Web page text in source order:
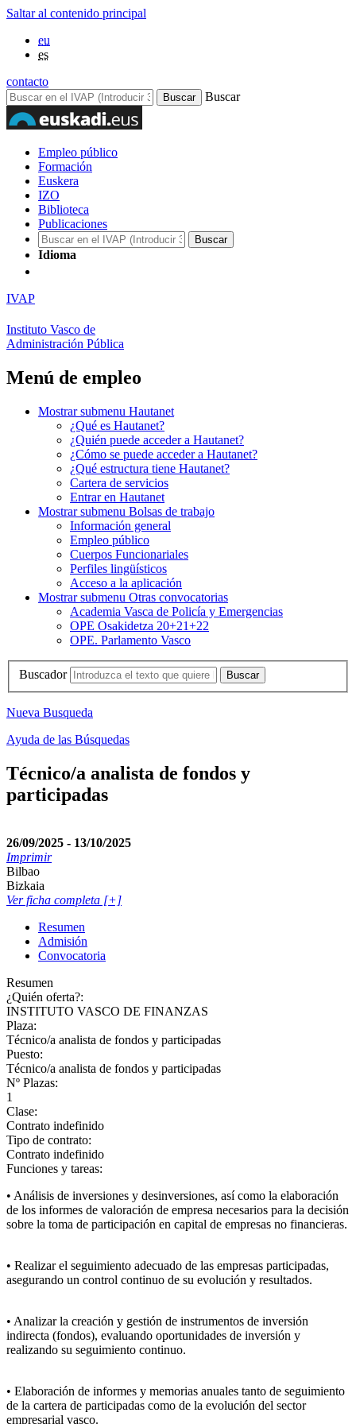
Saltar al contenido principal
eu
es
contacto
Buscar
Empleo público
Formación
Euskera
IZO
Biblioteca
Publicaciones
Idioma
IVAP
Instituto Vasco de
Administración Pública
Menú de empleo
Mostrar submenu Hautanet
¿Qué es Hautanet?
¿Quién puede acceder a Hautanet?
¿Cómo se puede acceder a Hautanet?
¿Qué estructura tiene Hautanet?
Cartera de servicios
Entrar en Hautanet
Mostrar submenu Bolsas de trabajo
Información general
Empleo público
Cuerpos Funcionariales
Perfiles lingüísticos
Acceso a la aplicación
Mostrar submenu Otras convocatorias
Academia Vasca de Policía y Emergencias
OPE Osakidetza 20+21+22
OPE. Parlamento Vasco
Buscador
Nueva Busqueda
Ayuda de las Búsquedas
Técnico/a analista de fondos y
participadas
26/09/2025 - 13/10/2025
Imprimir
Bilbao
Bizkaia
Ver ficha completa [+]
Resumen
Admisión
Convocatoria
Resumen
¿Quién oferta?:
INSTITUTO VASCO DE FINANZAS
Plaza:
Técnico/a analista de fondos y participadas
Puesto:
Técnico/a analista de fondos y participadas
Nº Plazas:
1
Clase:
Contrato indefinido
Tipo de contrato:
Contrato indefinido
Funciones y tareas:
• Análisis de inversiones y desinversiones, así como la elaboración
de los informes de valoración de empresa necesarios para la decisión
sobre la toma de participación en capital de empresas no financieras.
• Realizar el seguimiento adecuado de las empresas participadas,
asegurando un control continuo de su evolución y resultados.
• Analizar la creación y gestión de instrumentos de inversión
indirecta (fondos), evaluando oportunidades de inversión y
realizando su seguimiento continuo.
• Elaboración de informes y memorias anuales tanto de seguimiento
de la cartera de participadas como de la evolución del sector
empresarial vasco.